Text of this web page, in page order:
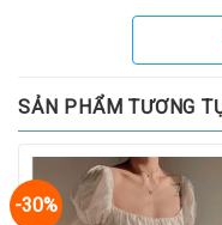
SẢN PHẨM TƯƠNG
-30%